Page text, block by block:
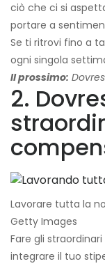
ciò che ci si
portare a
Se ti ritrovi fino a
ogni singola
Il prossimo:
2.
Lavorare tutta la
Getty Images
Fare gli
integrare il tuo